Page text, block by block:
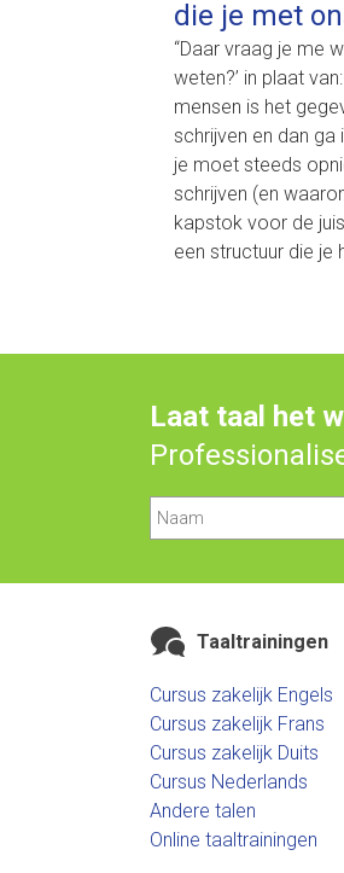
die je met
“Daar vraag je me
weten?’ in plaat
mensen is het
schrijven en dan
je moet steeds
schrijven (en
kapstok voor de
een structuur die je
Laat taal het
Taaltrainingen
Cursus zakelijk Engels
Cursus zakelijk Frans
Cursus zakelijk Duits
Cursus Nederlands
Andere talen
Online taaltrainingen